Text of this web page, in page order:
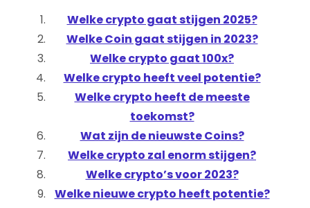
Welke crypto gaat stijgen 2025?
Welke Coin gaat stijgen in 2023?
Welke crypto gaat 100x?
Welke crypto heeft veel potentie?
Welke crypto heeft de meeste
toekomst?
Wat zijn de nieuwste Coins?
Welke crypto zal enorm stijgen?
Welke crypto’s voor 2023?
Welke nieuwe crypto heeft potentie?